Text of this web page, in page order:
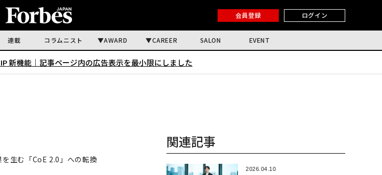
会員登録 ログイン
連載 コラムニスト AWARD CAREER SALON EVENT
新機能｜ 記事ページ内の広告表示を最小限にしました
を生む「CoE 2.0」への転換
関連記事
2026.04.10